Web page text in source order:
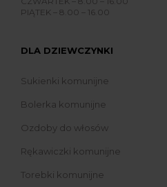
PIĄTEK – 8.00 – 16.00
DLA DZIEWCZYNKI
Sukienki komunijne
Bolerka komunijne
Ozdoby do włosów
Rękawiczki komunijne
Torebki komunijne